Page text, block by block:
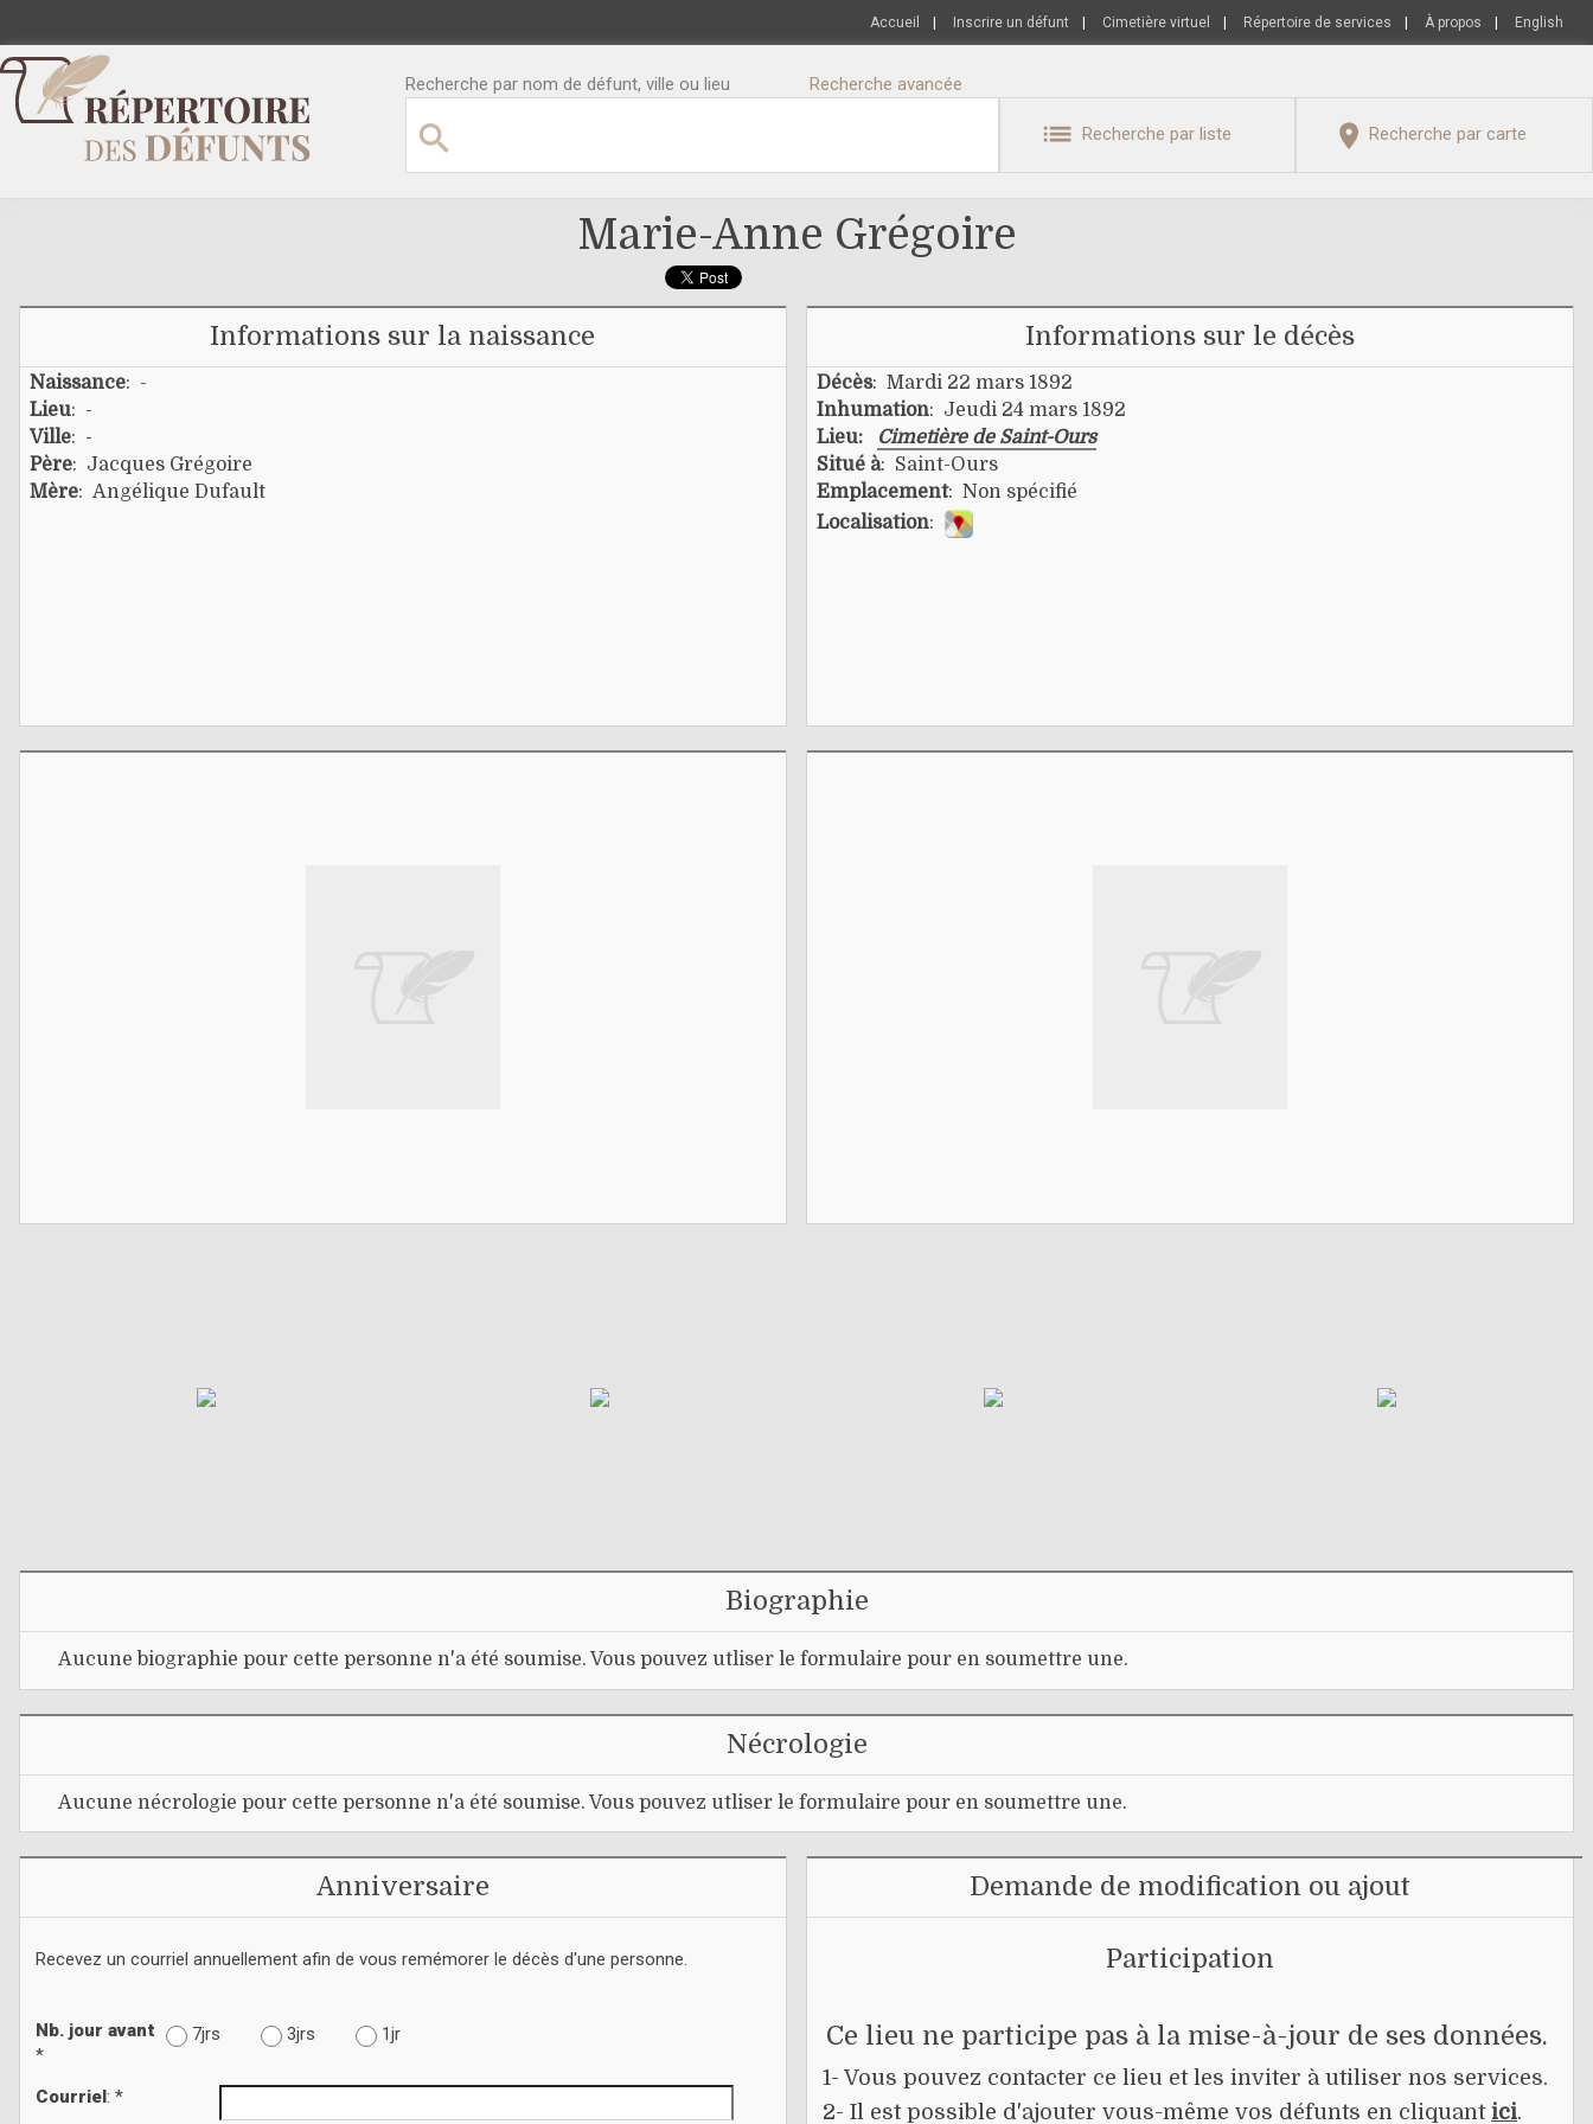
Accueil Inscrire un défunt Cimetière virtuel Répertoire de services À propos English
Recherche par nom de défunt, ville ou lieu Recherche avancée
Recherche par liste Recherche par carte
Marie-Anne Grégoire
Informations sur la naissance
Naissance: -
Lieu: -
Ville: -
Père: Jacques Grégoire
Mère: Angélique Dufault
Informations sur le décès
Décès: Mardi 22 mars 1892
Inhumation: Jeudi 24 mars 1892
Lieu:
Cimetière de Saint-Ours
Situé à: Saint-Ours
Emplacement: Non spécifié
Localisation:
Biographie
Aucune biographie pour cette personne n'a été soumise. Vous pouvez utliser le formulaire pour en soumettre une.
Nécrologie
Aucune nécrologie pour cette personne n'a été soumise. Vous pouvez utliser le formulaire pour en soumettre une.
Anniversaire
Recevez un courriel annuellement afin de vous remémorer le décès d'une personne.
Nb. jour avant
*
7jrs 3jrs 1jr
Courriel: *
Demande de modification ou ajout
Participation
Ce lieu ne participe pas à la mise-à-jour de ses données.
1- Vous pouvez contacter ce lieu et les inviter à utiliser nos services.
2- Il est possible d'ajouter vous-même vos défunts en cliquant ici.